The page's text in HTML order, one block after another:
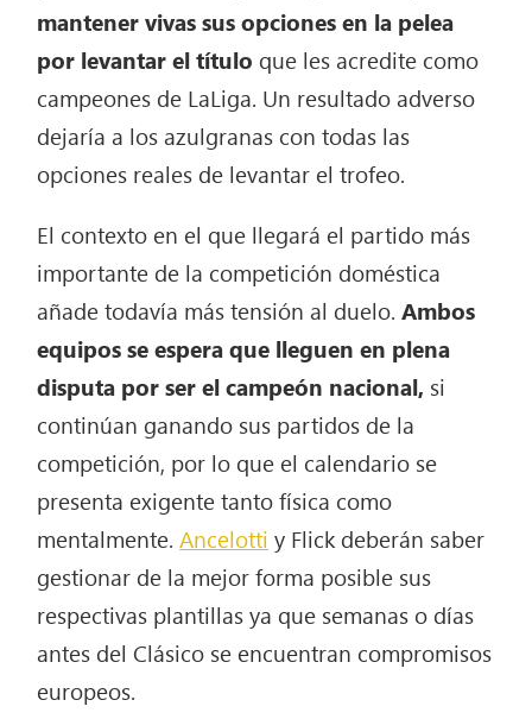
mantener vivas sus opciones en la pelea
por levantar el título que les acredite como
campeones de LaLiga. Un resultado adverso
dejaría a los azulgranas con todas las
opciones reales de levantar el trofeo.
El contexto en el que llegará el partido más
importante de la competición doméstica
añade todavía más tensión al duelo. Ambos
equipos se espera que lleguen en plena
disputa por ser el campeón nacional, si
continúan ganando sus partidos de la
competición, por lo que el calendario se
presenta exigente tanto física como
mentalmente.Ancelotti y Flick deberán saber
gestionar de la mejor forma posible sus
respectivas plantillas ya que semanas o días
antes del Clásico se encuentran compromisos
europeos.